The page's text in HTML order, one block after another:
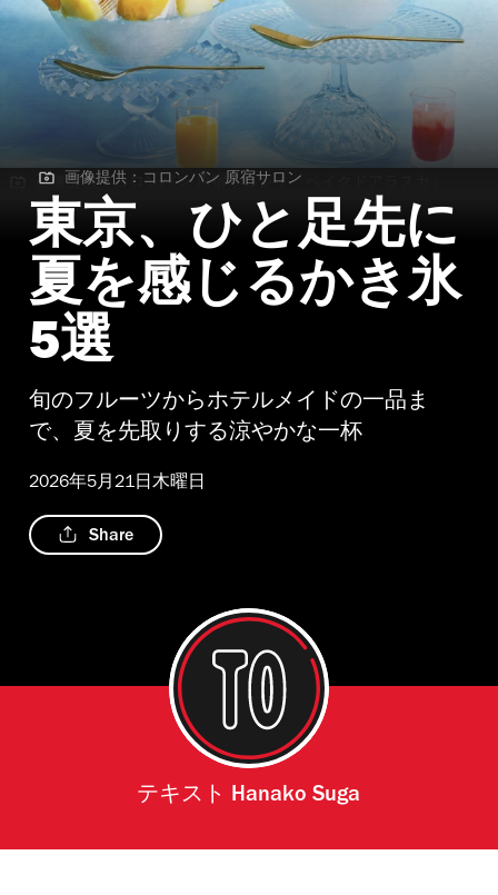
画像提供：コロンバン 原宿サロン | 「ベイクドアラスカ」
「スワン」
画像提供：コロンバン 原宿サロン
東京、ひと足先に
夏を感じるかき氷
5選
旬のフルーツからホテルメイドの一品ま
で、夏を先取りする涼やかな一杯
2026年5月21日木曜日
Share
テキスト Hanako Suga